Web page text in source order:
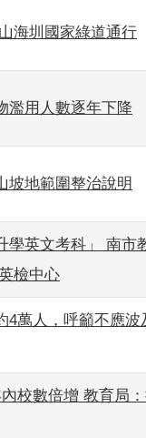
海圳國家綠道通行
濫用人數逐年下降
坡地範圍整治說明
學英文考科」 南市
檢中心
4萬人，呼籲不應波
校數倍增 教育局